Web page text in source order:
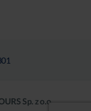
Sp. z o.o.